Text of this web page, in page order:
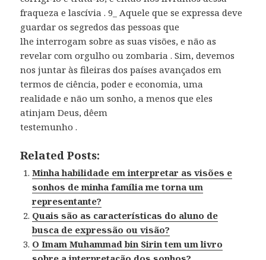
fraqueza e lascívia . 9_ Aquele que se expressa deve
guardar os segredos das pessoas que
lhe interrogam sobre as suas visões, e não as
revelar com orgulho ou zombaria . Sim, devemos
nos juntar às fileiras dos países avançados em
termos de ciência, poder e economia, uma
realidade e não um sonho, a menos que eles
atinjam Deus, dêem
testemunho .
Related Posts:
Minha habilidade em interpretar as visões e
sonhos de minha família me torna um
representante?
Quais são as características do aluno de
busca de expressão ou visão?
O Imam Muhammad bin Sirin tem um livro